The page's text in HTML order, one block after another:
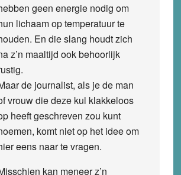
geen energie nodig om
lichaam op temperatuur te
En die slang houdt zich
z’n maaltijd ook behoorlijk
de journalist, als je de man
vrouw die deze kul klakkeloos
heeft geschreven zou kunt
komt niet op het idee om
eens naar te vragen.
kan meneer z’n